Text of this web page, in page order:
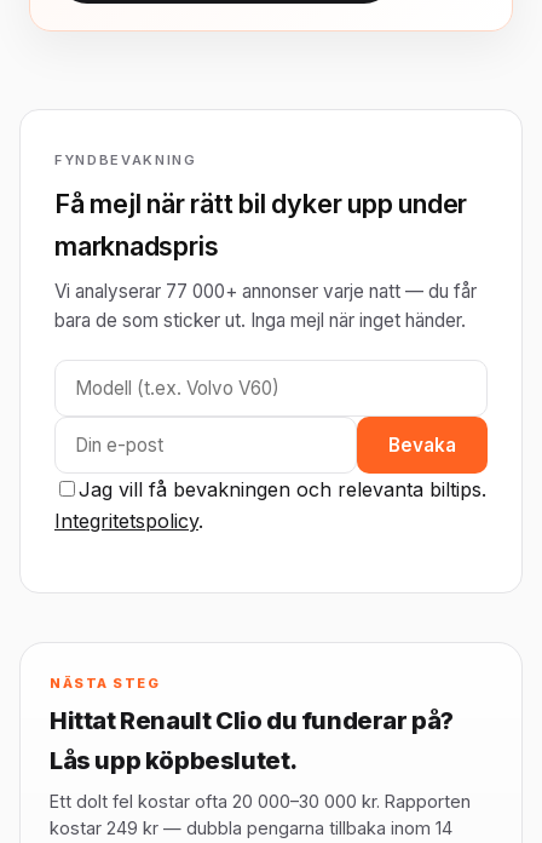
FYNDBEVAKNING
Få mejl när rätt bil dyker upp under
marknadspris
Vi analyserar 77 000+ annonser varje natt — du får
bara de som sticker ut. Inga mejl när inget händer.
Bevaka
Jag vill få bevakningen och relevanta biltips.
Integritetspolicy.
NÄSTA STEG
Hittat Renault Clio du funderar på?
Lås upp köpbeslutet.
Ett dolt fel kostar ofta 20 000–30 000 kr. Rapporten
kostar 249 kr — dubbla pengarna tillbaka inom 14